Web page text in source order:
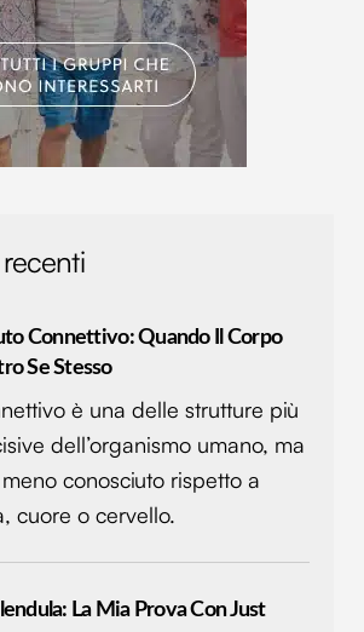
Connettivo: Quando Il Corpo
Se Stesso
è una delle strutture più
dell’organismo umano, ma
conosciuto rispetto a
cuore o cervello.
La Mia Prova Con Just